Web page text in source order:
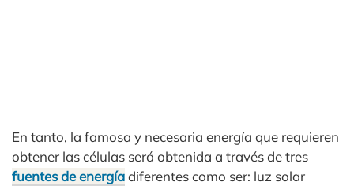
En tanto, la famosa y necesaria energía que requieren
obtener las células será obtenida a través de tres
fuentes de energíadiferentes como ser: luz solar